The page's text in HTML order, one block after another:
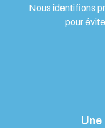
Nous identifions
pour